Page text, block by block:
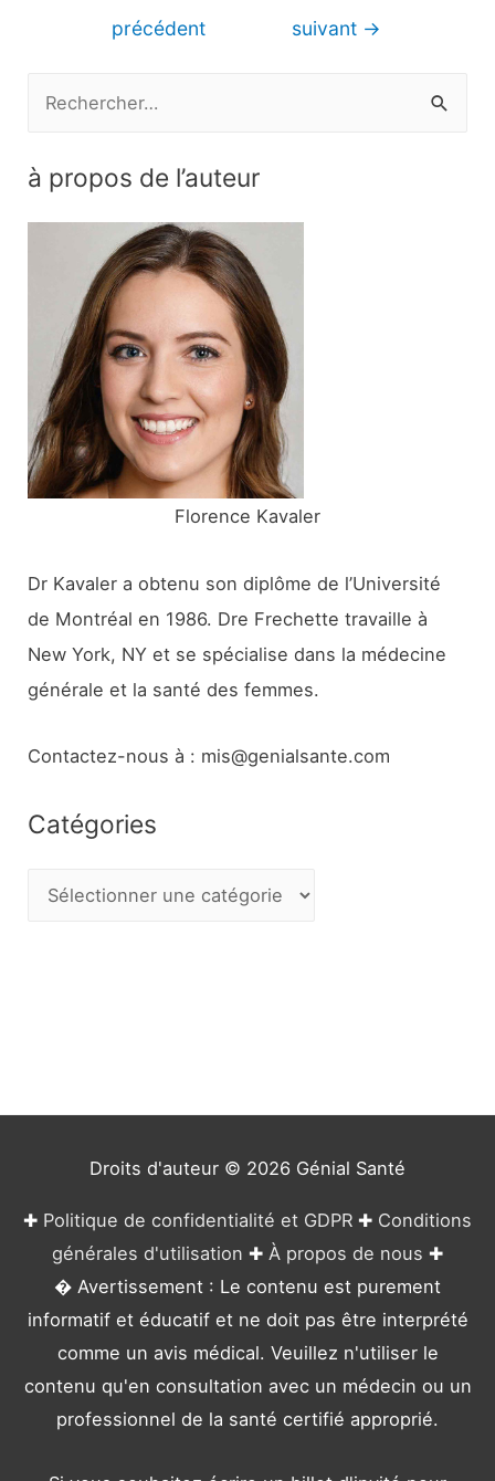
précédent
suivant →
h
:
à propos de l’auteur
Florence Kavaler
Dr Kavaler a obtenu son diplôme de l’Université
de Montréal en 1986. Dre Frechette travaille à
New York, NY et se spécialise dans la médecine
générale et la santé des femmes.
Contactez-nous à : mis@genialsante.com
Catégories
Droits d'auteur © 2026 Génial Santé
✚ Politique de confidentialité et GDPR ✚ Conditions
générales d'utilisation ✚ À propos de nous ✚
� Avertissement : Le contenu est purement
informatif et éducatif et ne doit pas être interprété
comme un avis médical. Veuillez n'utiliser le
contenu qu'en consultation avec un médecin ou un
professionnel de la santé certifié approprié.